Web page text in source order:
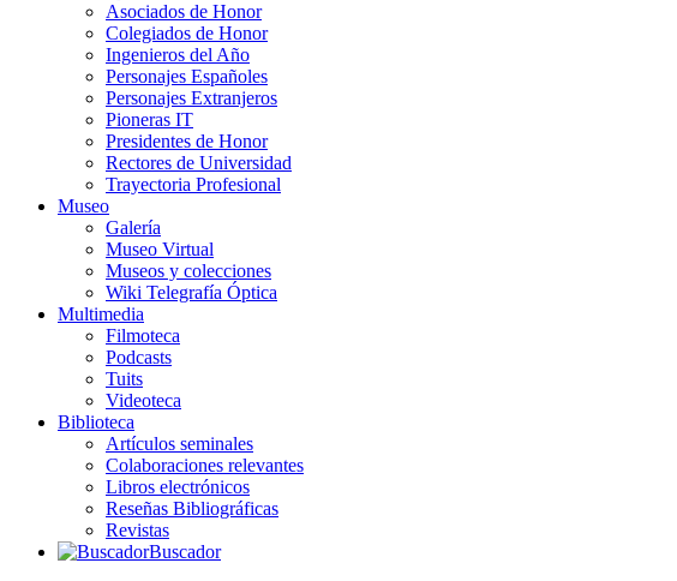
Asociados de Honor
Colegiados de Honor
Ingenieros del Año
Personajes Españoles
Personajes Extranjeros
Pioneras IT
Presidentes de Honor
Rectores de Universidad
Trayectoria Profesional
Museo
Galería
Museo Virtual
Museos y colecciones
Wiki Telegrafía Óptica
Multimedia
Filmoteca
Podcasts
Tuits
Videoteca
Biblioteca
Artículos seminales
Colaboraciones relevantes
Libros electrónicos
Reseñas Bibliográficas
Revistas
Buscador